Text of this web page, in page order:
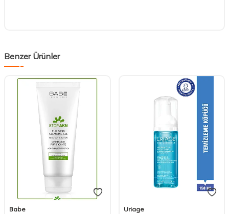
Benzer Ürünler
Babe
Uriage